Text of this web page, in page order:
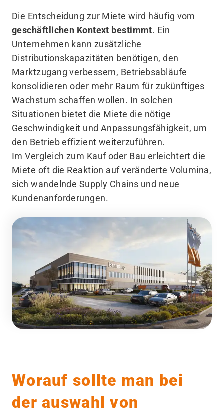
Die Entscheidung zur Miete wird häufig vom
geschäftlichen Kontext bestimmt. Ein
Unternehmen kann zusätzliche
Distributionskapazitäten benötigen, den
Marktzugang verbessern, Betriebsabläufe
konsolidieren oder mehr Raum für zukünftiges
Wachstum schaffen wollen. In solchen
Situationen bietet die Miete die nötige
Geschwindigkeit und Anpassungsfähigkeit, um
den Betrieb effizient weiterzuführen.
Im Vergleich zum Kauf oder Bau erleichtert die
Miete oft die Reaktion auf veränderte Volumina,
sich wandelnde Supply Chains und neue
Kundenanforderungen.
Worauf sollte man bei
der auswahl von